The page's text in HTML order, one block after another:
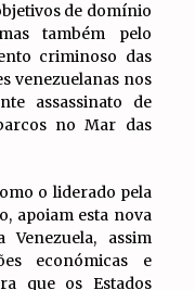
de domínio
também pelo
criminoso das
venezuelanas nos
assassinato de
no Mar das
o liderado pela
apoiam esta nova
assim
económicas e
que os Estados